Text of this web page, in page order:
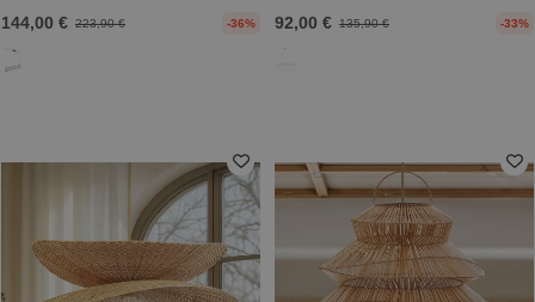
144,00 € 223,90 € -36% 92,00 € 135,90 € -33%